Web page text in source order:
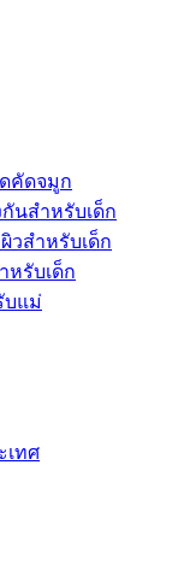
ดคัดจมูก
นสำหรับเด็ก
วสำหรับเด็ก
หรับเด็ก
บแม่
เทศ